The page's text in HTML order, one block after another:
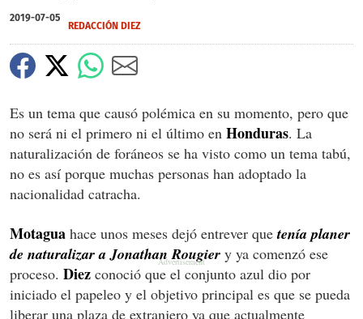
2019-07-05
REDACCIÓN DIEZ
Es un tema que causó polémica en su momento, pero que
no será ni el primero ni el último en Honduras. La
naturalización de foráneos se ha visto como un tema tabú,
no es así porque muchas personas han adoptado la
nacionalidad catracha.
Motagua hace unos meses dejó entrever quetenía planer
de naturalizar a Jonathan Rougier y ya comenzó ese
proceso. Diez conoció que el conjunto azul dio por
iniciado el papeleo y el objetivo principal es que se pueda
liberar una plaza de extranjero ya que actualmente